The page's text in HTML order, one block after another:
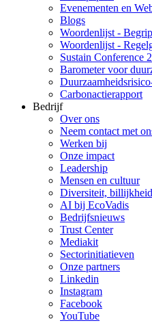
Evenementen en
Blogs
Woordenlijst -
Woordenlijst -
Sustain Conference
Barometer voor
Carbonactierapport
Bedrijf
Over ons
Neem contact met
Werken bij
Onze impact
Leadership
Mensen en cultuur
Diversiteit,
AI bij EcoVadis
Bedrijfsnieuws
Trust Center
Mediakit
Sectorinitiatieven
Onze partners
Linkedin
Instagram
Facebook
YouTube